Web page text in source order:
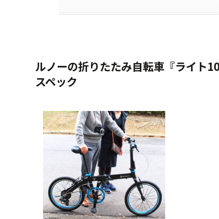
ルノーの折りたたみ自転車『ライト
スペック